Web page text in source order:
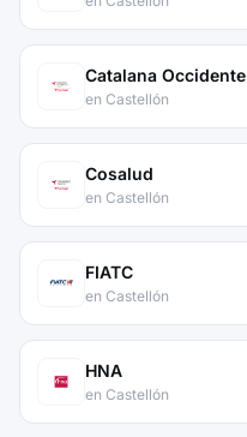
Catalana Occidente
en Castellón
Cosalud
en Castellón
FIATC
en Castellón
HNA
en Castellón